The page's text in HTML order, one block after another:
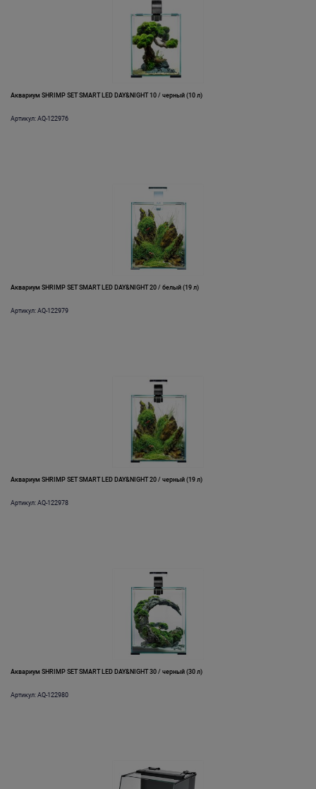
Аквариум SHRIMP SET SMART LED DAY&NIGHT 10 / черный (10 л)
Артикул: AQ-122976
Аквариум SHRIMP SET SMART LED DAY&NIGHT 20 / белый (19 л)
Артикул: AQ-122979
Аквариум SHRIMP SET SMART LED DAY&NIGHT 20 / черный (19 л)
Артикул: AQ-122978
Аквариум SHRIMP SET SMART LED DAY&NIGHT 30 / черный (30 л)
Артикул: AQ-122980